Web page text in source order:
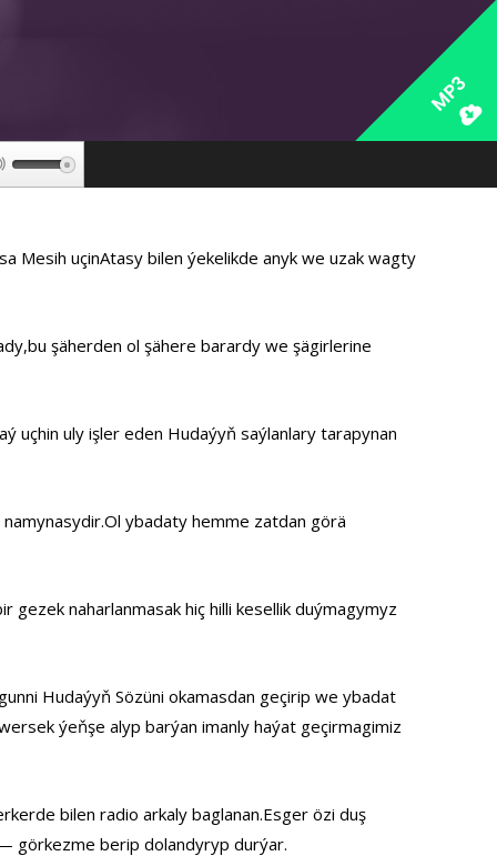
MP3
Используйте
клавиши
или
Mesih uçinAtasy bilen ýekelikde anyk we uzak wagty
şäherden ol şähere barardy we şägirlerine
uçhin uly işler eden Hudaýyň saýlanlary tarapynan
ybadaty hemme zatdan görä
naharlanmasak hiç hilli kesellik duýmagymyz
Hudaýyň Sözüni okamasdan geçirip we ybadat
ýeňşe alyp barýan imanly haýat geçirmagimiz
bilen radio arkaly baglanan.Esger özi duş
görkezme berip dolandyryp durýar.